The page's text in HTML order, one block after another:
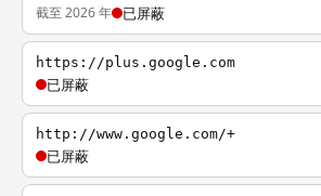
截至 2026 年 已屏蔽
https://plus.google.com
已屏蔽
http://www.google.com/+
已屏蔽